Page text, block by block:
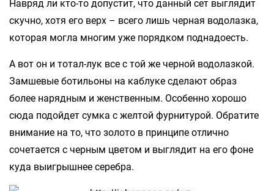
Навряд ли кто-то допустит, что данный сет выглядит
скучно, хотя его верх – всего лишь черная водолазка,
которая могла многим уже порядком поднадоесть.
А вот он и тотал-лук все с той же черной водолазкой.
Замшевые ботильоны на каблуке сделают образ
более нарядным и женственным. Особенно хорошо
сюда подойдет сумка с желтой фурнитурой. Обратите
внимание на то, что золото в принципе отлично
сочетается с черным цветом и выглядит на его фоне
куда выигрышнее серебра.